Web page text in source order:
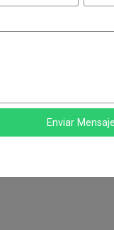
Enviar Mensaje